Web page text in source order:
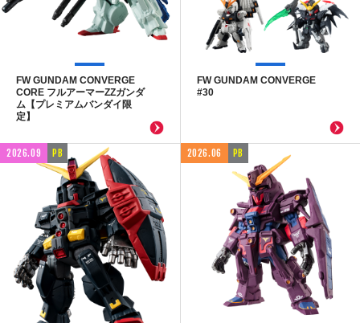
FW GUNDAM CONVERGE
CORE フルアーマーZZガンダ
ム【プレミアムバンダイ限
定】
FW GUNDAM CONVERGE
#30
2026.09 PB 2026.06 PB